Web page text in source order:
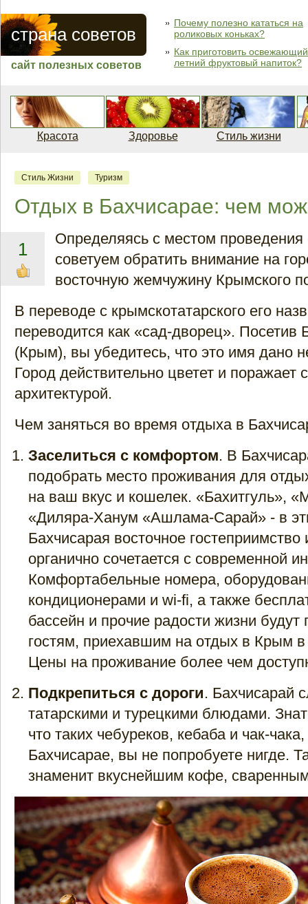
страна советов
сайт полезных советов
Почему полезно кататься на
роликовых коньках?
Как приготовить освежающий
летний фруктовый напиток?
Красота Здоровье Стиль жизни
Стиль Жизни Туризм
Отдых в Бахчисарае: чем
1
Определяясь с местом проведения
советуем обратить внимание на
восточную жемчужину Крымского
В переводе с крымскотатарского его
переводится как «сад-дворец». Посетив
(Крым), вы убедитесь, что это имя дано
Город действительно цветет и поражает
архитектурой.
Чем заняться во время отдыха в
Заселиться с комфортом. В
подобрать место проживания для
на ваш вкус и кошелек. «Бахитгуль»,
«Диляра-Ханум «Ашлама-Сарай» - в
Бахчисарая восточное гостеприимство
органично сочетается с современной
Комфортабельные номера,
кондиционерами и wi-fi, а также
бассейн и прочие радости жизни
гостям, приехавшим на отдых в Крым в
Цены на проживание более чем
Подкрепиться с дороги. Бахчисарай
татарскими и турецкими блюдами.
что таких чебуреков, кебаба и чак-
Бахчисарае, вы не попробуете нигде.
знаменит вкуснейшим кофе,